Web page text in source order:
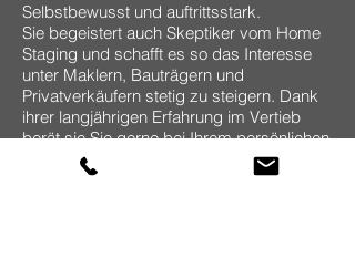
Selbstbewusst und auftrittsstark.
Sie begeistert auch Skeptiker vom Home
Staging und schafft es so das Interesse
unter Maklern, Bauträgern und
Privatverkäufern stetig zu steigern. Dank
ihrer langjährigen Erfahrung im Vertieb
berät sie Sie gerne bei Ihrem persönlichen
Anliegen.